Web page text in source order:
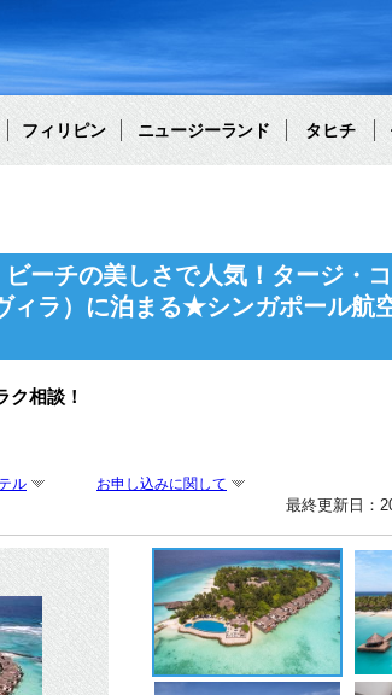
フィリピン ニュージーランド タヒチ
ーチの美しさで人気！タージ・
ィラ）に泊まる★シンガポール航
相談！
ル お申し込みに関して
最終更新日：